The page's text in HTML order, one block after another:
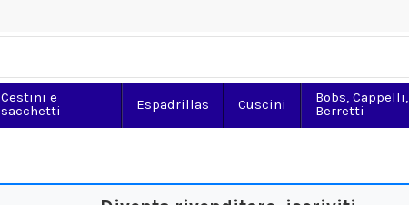
Cestini e
sacchetti
Espadrillas Cuscini
Bobs, Cappelli,
Berretti